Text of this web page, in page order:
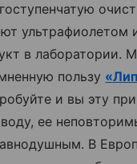
ультрафиолетом
в лаборатории.
пользу
и вы эту
ее
В